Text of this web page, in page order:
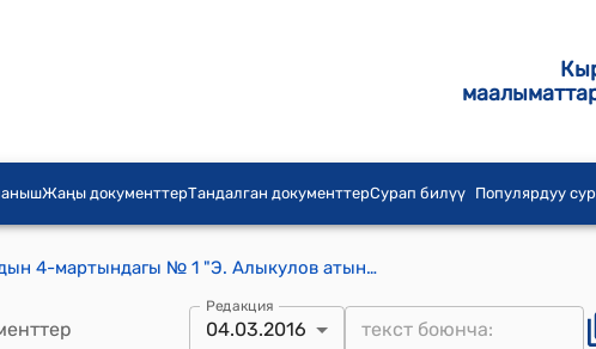
Жаңы документтерТандалган документтерСурап билүү Популярдуу
Папан айылдык кеңешинин 2016-жылдын 4-мартындагы № 1 "Э. Алыкулов атындагы орто мектептин имаратындагы жамааттык бала бакчанын каржылоо булагын кароо жөнүндө" токтому
Редакция
04.03.2016